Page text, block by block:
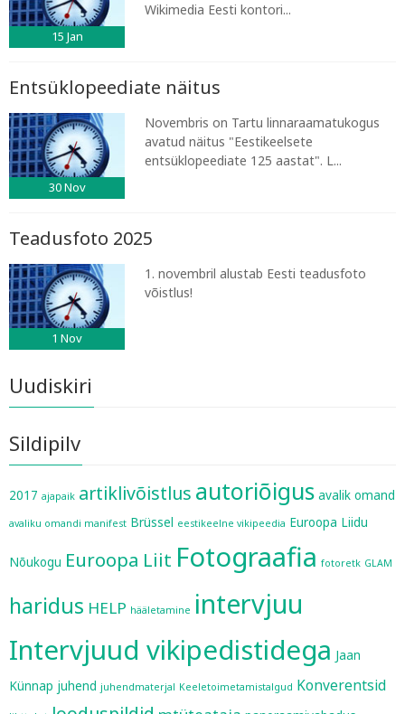
15 Jan
Wikimedia Eesti kontori...
Entsüklopeediate näitus
30Nov
Novembris on Tartu linnaraamatukogus
avatud näitus "Eestikeelsete
entsüklopeediate 125 aastat". L...
Teadusfoto 2025
1 Nov
1. novembril alustab Eesti teadusfoto
võistlus!
Uudiskiri
Sildipilv
2017 ajapaik artiklivõistlus autoriõigus avalik omand
avaliku omandi manifest Brüssel eestikeelne vikipeedia Euroopa Liidu
Nõukogu Euroopa Liit Fotograafia fotoretk GLAM
haridus HELP hääletamine intervjuu
Intervjuud vikipedistidega Jaan
Künnap juhend juhendmaterjal Keeletoimetamistalgud Konverentsid